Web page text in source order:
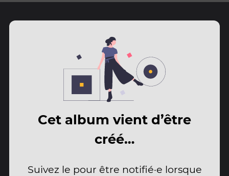
Cet album vient d’être
créé…
Suivez le pour être notifié·e lorsque